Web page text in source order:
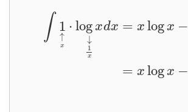
∫ 1
↑
x
⋅ logx
↓
1
x
dx = x logx −
= x logx −